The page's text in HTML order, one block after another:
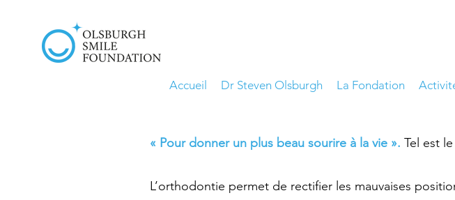
Accueil Dr Steven Olsburgh La Fondation
« Pour donner un plus beau sourire à la vie ». Tel est
L’orthodontie permet de rectifier les mauvaises